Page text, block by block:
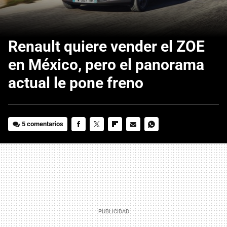
Renault quiere vender el ZOE
en México, pero el panorama
actual le pone freno
5 comentarios
MAIL